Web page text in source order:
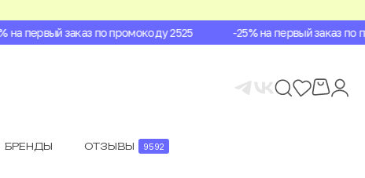
первый заказ по промокоду 2525 -25% на первый заказ по
БРЕНДЫ ОТЗЫВЫ 9592